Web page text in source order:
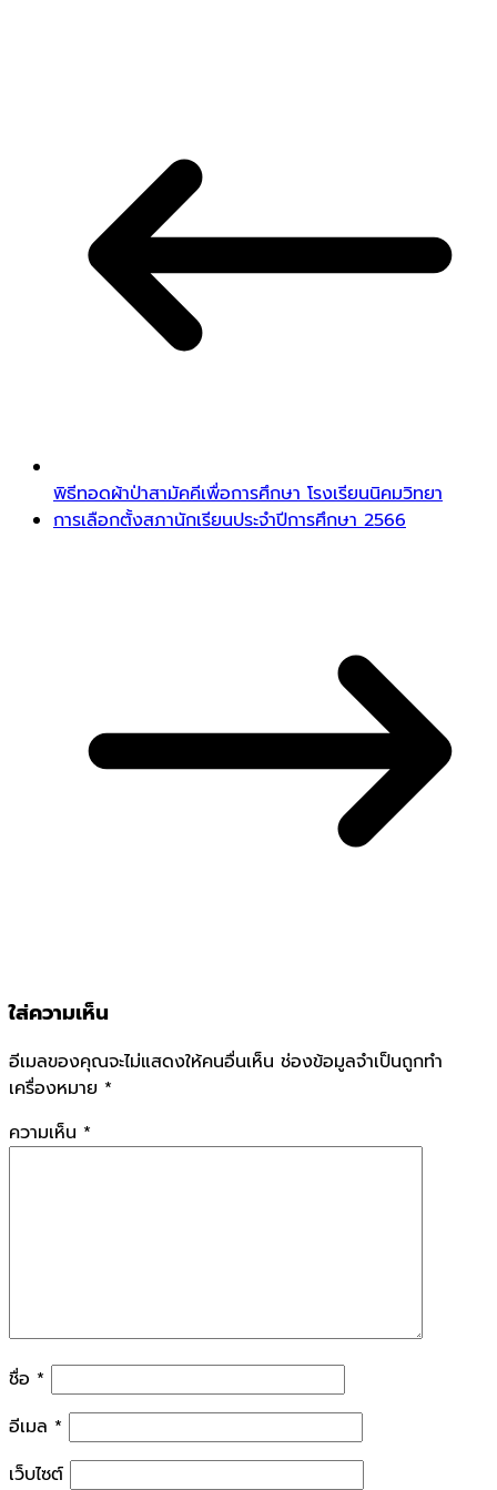
พิธีทอดผ้าป่าสามัคคีเพื่อการศึกษา โรงเรียนนิคมวิทยา
การเลือกตั้งสภานักเรียนประจำปีการศึกษา 2566
ใส่ความเห็น
อีเมลของคุณจะไม่แสดงให้คนอื่นเห็น ช่องข้อมูลจำเป็นถูกทำ
เครื่องหมาย *
ความเห็น *
ชื่อ *
อีเมล *
เว็บไซต์